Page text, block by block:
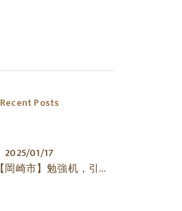
Recent Posts
2025/01/17
【岡崎市】勉強机，引き出し，㈱犬塚建築